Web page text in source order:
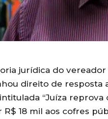
jurídica do
direito de resposta
“Juíza
R$ 18 mil aos cofres